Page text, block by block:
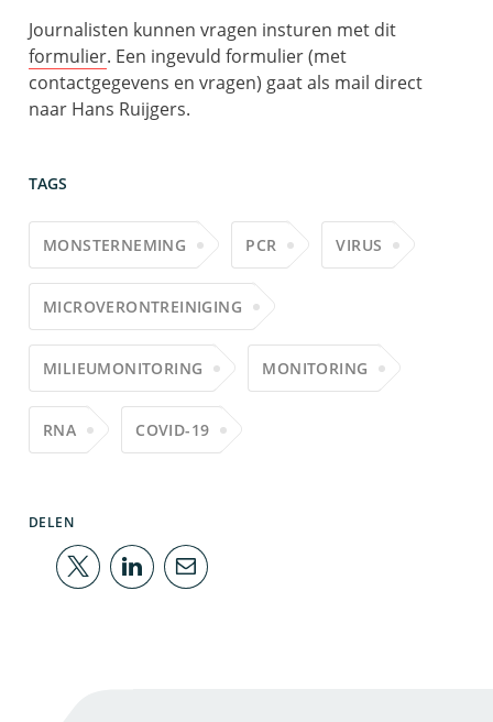
Journalisten kunnen vragen insturen met dit
formulier. Een ingevuld formulier (met
contactgegevens en vragen) gaat als mail direct
naar Hans Ruijgers.
TAGS
MONSTERNEMING PCR VIRUS
MICROVERONTREINIGING
MILIEUMONITORING MONITORING
RNA COVID-19
DELEN